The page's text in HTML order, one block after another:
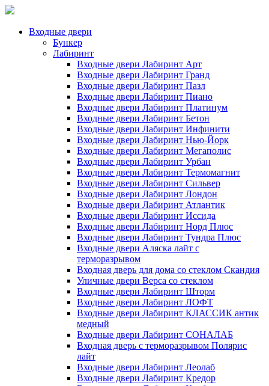
Входные двери
Бункер
Лабиринт
Входные двери Лабиринт Арт
Входные двери Лабиринт Гранд
Входные двери Лабиринт Пазл
Входные двери Лабиринт Пиано
Входные двери Лабиринт Платинум
Входные двери Лабиринт Бетон
Входные двери Лабиринт Инфинити
Входные двери Лабиринт Нью-Йорк
Входные двери Лабиринт Мегаполис
Входные двери Лабиринт Урбан
Входные двери Лабиринт Термомагнит
Входные двери Лабиринт Сильвер
Входные двери Лабиринт Лондон
Входные двери Лабиринт Атлантик
Входные двери Лабиринт Иссида
Входные двери Лабиринт Норд Плюс
Входные двери Лабиринт Тундра Плюс
Входные двери Аляска лайт с
терморазрывом
Входная дверь для дома со стеклом Скандия
Уличные двери Верса со стеклом
Входные двери Лабиринт Шторм
Входные двери Лабиринт ЛОФТ
Входные двери Лабиринт КЛАССИК антик
медный
Входные двери Лабиринт СОНАЛАБ
Входная дверь с терморазрывом Полярис
лайт
Входные двери Лабиринт Леолаб
Входные двери Лабиринт Кредор